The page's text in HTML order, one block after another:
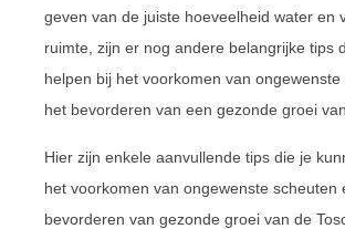
geven van de juiste hoeveelheid water en
ruimte, zijn er nog andere belangrijke tips
helpen bij het voorkomen van ongewenste
het bevorderen van een gezonde groei
Hier zijn enkele aanvullende tips die je
het voorkomen van ongewenste scheuten
bevorderen van gezonde groei van de